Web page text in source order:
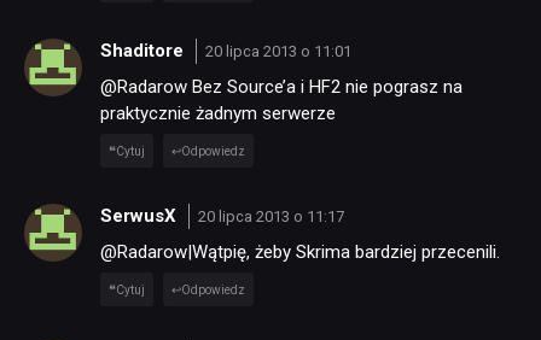
Shaditore 20 lipca 2013 o 11:01
@Radarow Bez Source’a i HF2 nie pograsz na
praktycznie żadnym serwerze
Cytuj Odpowiedz
SerwusX 20 lipca 2013 o 11:17
@Radarow|Wątpię, żeby Skrima bardziej przecenili.
Cytuj Odpowiedz